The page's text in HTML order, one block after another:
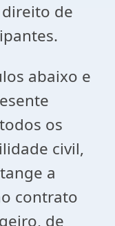
de
abaixo e
os
civil,
a
contrato
de